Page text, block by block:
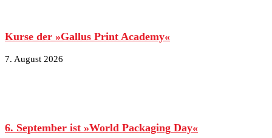
Kurse der »Gallus Print Academy«
7. August 2026
6. September ist »World Packaging Day«